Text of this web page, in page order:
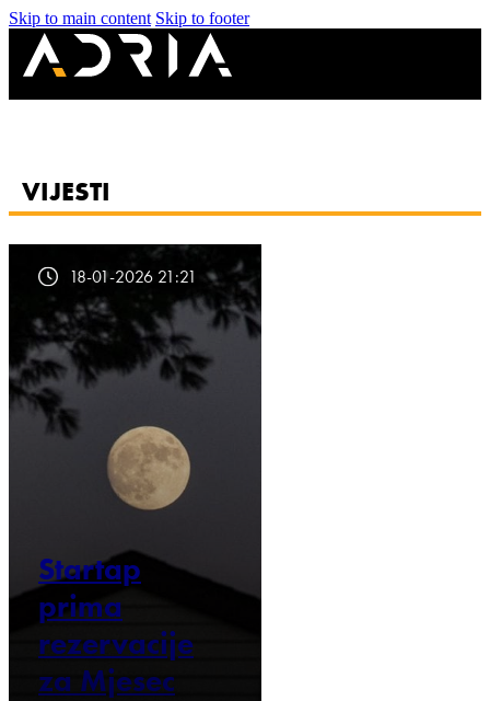
Skip to main content Skip to footer
VIJESTI
18-01-2026 21:21
Startap
prima
rezervacije
za Mjesec